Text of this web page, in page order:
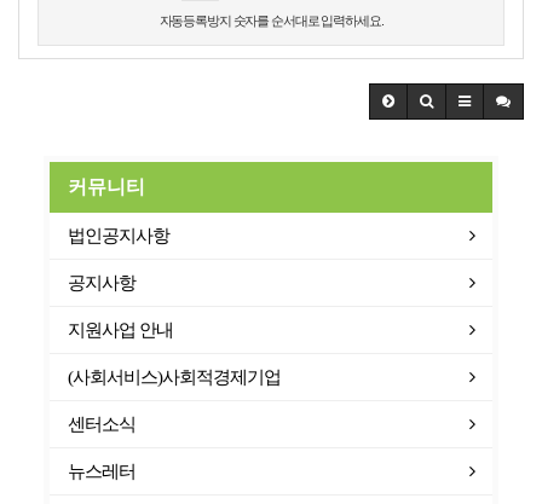
자동등록방지 숫자를 순서대로 입력하세요.
커뮤니티
법인공지사항
공지사항
지원사업 안내
(사회서비스)사회적경제기업
센터소식
뉴스레터